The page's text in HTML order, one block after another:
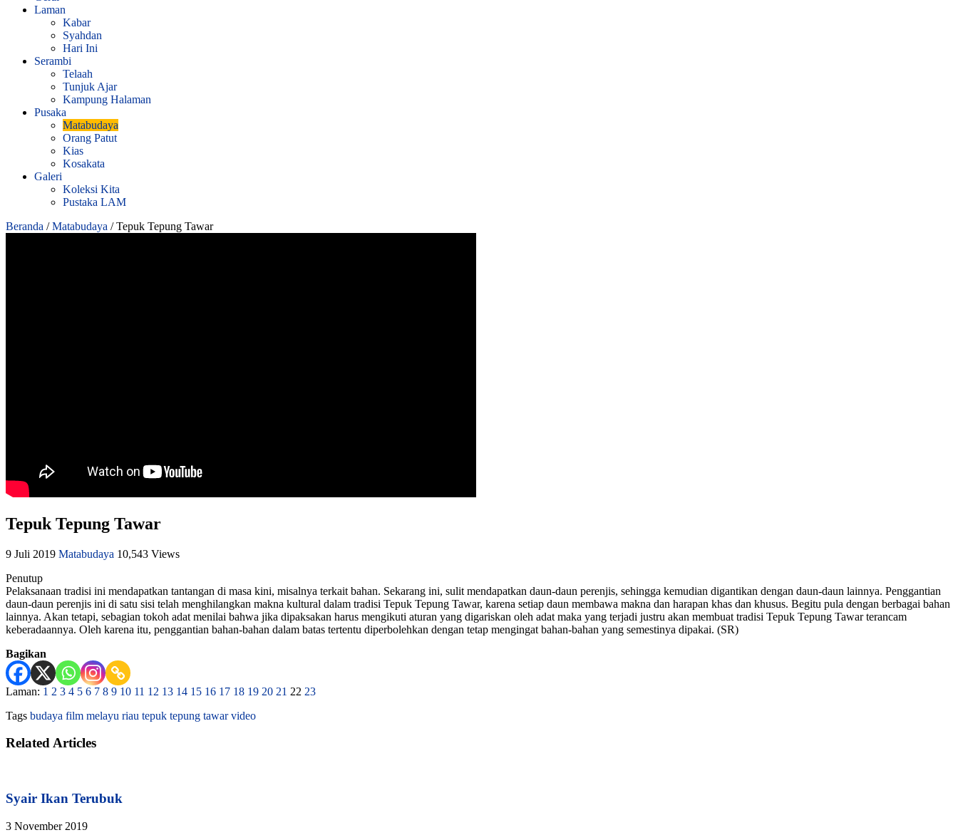
Laman
Kabar
Syahdan
Hari Ini
Serambi
Telaah
Tunjuk Ajar
Kampung Halaman
Pusaka
Matabudaya
Orang Patut
Kias
Kosakata
Galeri
Koleksi Kita
Pustaka LAM
Beranda / Matabudaya / Tepuk Tepung Tawar
Tepuk Tepung Tawar
9 Juli 2019 Matabudaya 10,543 Views
Penutup
Pelaksanaan tradisi ini mendapatkan tantangan di masa kini, misalnya terkait bahan. Sekarang ini, sulit mendapatkan daun-daun perenjis, sehingga kemudian digantikan dengan daun-daun lainnya. Penggantian
daun-daun perenjis ini di satu sisi telah menghilangkan makna kultural dalam tradisi Tepuk Tepung Tawar, karena setiap daun membawa makna dan harapan khas dan khusus. Begitu pula dengan berbagai bahan
lainnya. Akan tetapi, sebagian tokoh adat menilai bahwa jika dipaksakan harus mengikuti aturan yang digariskan oleh adat maka yang terjadi justru akan membuat tradisi Tepuk Tepung Tawar terancam
keberadaannya. Oleh karena itu, penggantian bahan-bahan dalam batas tertentu diperbolehkan dengan tetap mengingat bahan-bahan yang semestinya dipakai. (SR)
Bagikan
Laman: 1 2 3 4 5 6 7 8 9 10 11 12 13 14 15 16 17 18 19 20 21 22 23
Tags budaya film melayu riau tepuk tepung tawar video
Related Articles
Syair Ikan Terubuk
3 November 2019